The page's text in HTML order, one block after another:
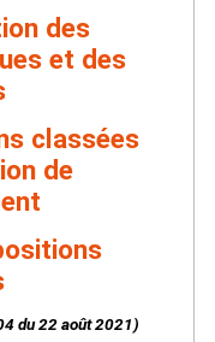
des
et des
classées
de
du 22 août 2021)